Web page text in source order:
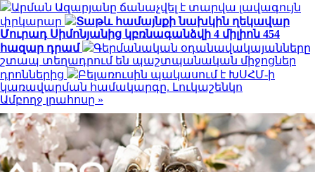
Արման Ազարյանը ճանաչվել է տարվա լավագույն
փրկարար
Տաթև համայնքի նախկին ղեկավար
Մուրադ Սիմոնյանից կբռնագանձվի 4 միլիոն 454
հազար դրամ
Գերմանական օդանավակայանները
շտապ տեղադրում են պաշտպանական միջոցներ
դրոններից
Բելառուսին պակասում է ԽՍՀՄ-ի
կառավարման համակարգը. Լուկաշենկո
Ամբողջ լրահոսը »